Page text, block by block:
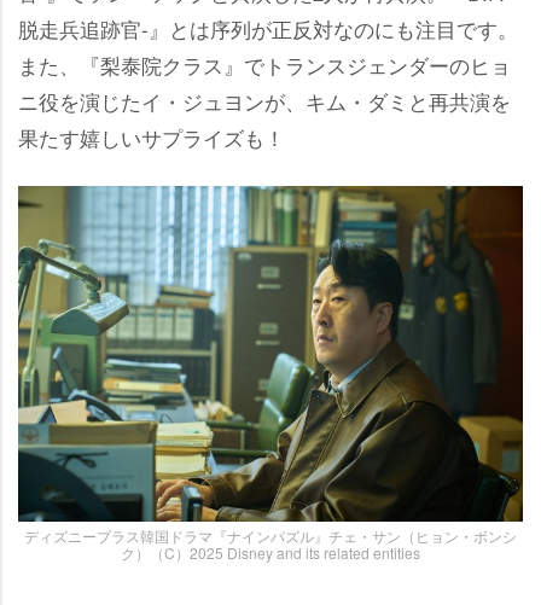
脱走兵追跡官-』とは序列が正反対なのにも注目です。
また、『梨泰院クラス』でトランスジェンダーのヒョ
ニ役を演じたイ・ジュヨンが、キム・ダミと再共演を
果たす嬉しいサプライズも！
ディズニープラス韓国ドラマ『ナインパズル』チェ・サン（ヒョン・ボンシ
ク）（C）2025 Disney and its related entities